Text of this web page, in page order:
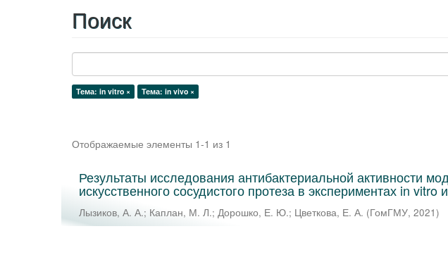
Поиск
Тема: in vitro × Тема: in vivo ×
Отображаемые элементы 1-1 из 1
Результаты исследования антибактериальной активности
искусственного сосудистого протеза в экспериментах in vitro
Лызиков, А. А.; Каплан, М. Л.; Дорошко, Е. Ю.; Цветкова, Е. А. (ГомГМУ, 2021)